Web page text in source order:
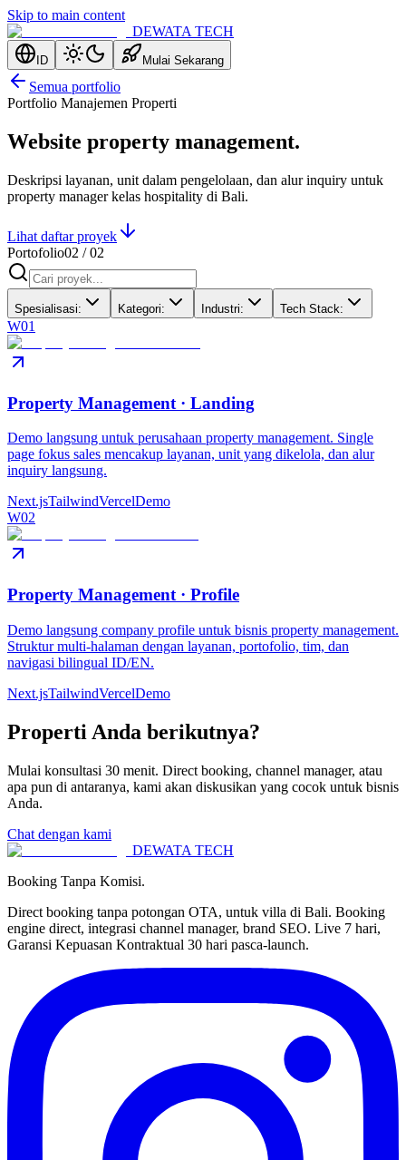
Skip to main content
DEWATA TECH
ID Mulai Sekarang
Semua portfolio
Portfolio Manajemen Properti
Website property management.
Deskripsi layanan, unit dalam pengelolaan, dan alur inquiry untuk
property manager kelas hospitality di Bali.
Lihat daftar proyek
Portofolio02 /02
Spesialisasi: Kategori: Industri: Tech Stack:
W01
Property Management · Landing
Demo langsung untuk perusahaan property management. Single
page fokus sales mencakup layanan, unit yang dikelola, dan alur
inquiry langsung.
Next.jsTailwindVercelDemo
W02
Property Management · Profile
Demo langsung company profile untuk bisnis property management.
Struktur multi-halaman dengan layanan, portofolio, tim, dan
navigasi bilingual ID/EN.
Next.jsTailwindVercelDemo
Properti Anda berikutnya?
Mulai konsultasi 30 menit. Direct booking, channel manager, atau
apa pun di antaranya, kami akan diskusikan yang cocok untuk bisnis
Anda.
Chat dengan kami
DEWATA TECH
Booking Tanpa Komisi.
Direct booking tanpa potongan OTA, untuk villa di Bali. Booking
engine direct, integrasi channel manager, brand SEO. Live 7 hari,
Garansi Kepuasan Kontraktual 30 hari pasca-launch.